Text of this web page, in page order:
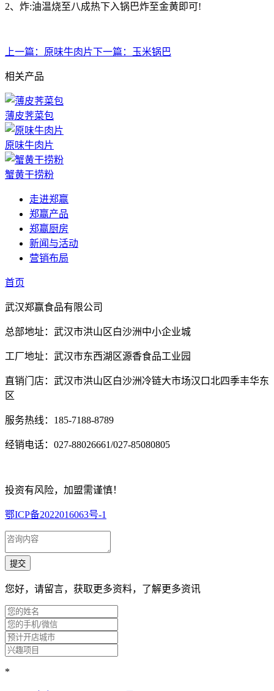
2、炸:油温烧至八成热下入锅巴炸至金黄即可!
上一篇： 原味牛肉片下一篇： 玉米锅巴
相关产品
薄皮荠菜包
原味牛肉片
蟹黄干捞粉
走进郑赢
郑赢产品
郑赢厨房
新闻与活动
营销布局
首页
武汉郑赢食品有限公司
总部地址：武汉市洪山区白沙洲中小企业城
工厂地址：武汉市东西湖区源香食品工业园
直销门店：武汉市洪山区白沙洲冷链大市场汉口北四季丰华东
区
服务热线：185-7188-8789
经销电话：027-88026661/027-85080805
投资有风险，加盟需谨慎！
鄂ICP备2022016063号-1
您好，请留言，获取更多资料，了解更多资讯
*